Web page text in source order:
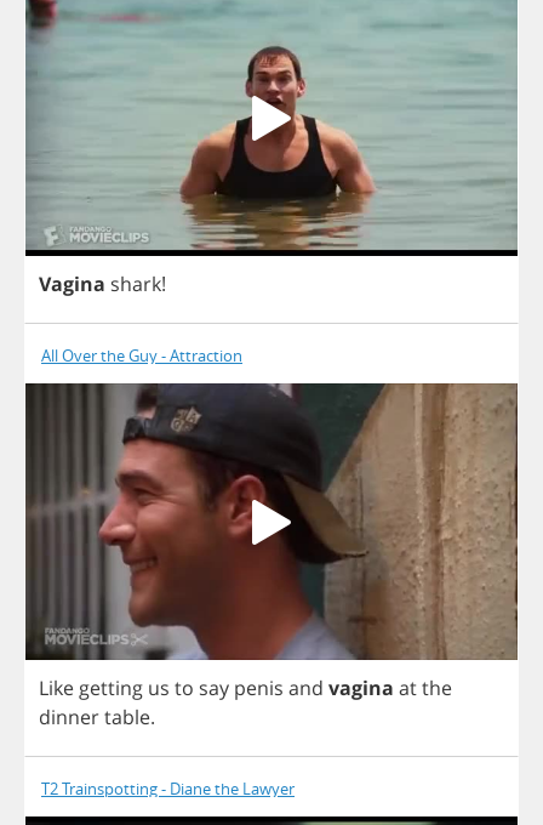
Vagina shark!
All Over the Guy - Attraction
Likegetting us to say penis and vagina atthe
dinnertable.
T2 Trainspotting - Diane the Lawyer